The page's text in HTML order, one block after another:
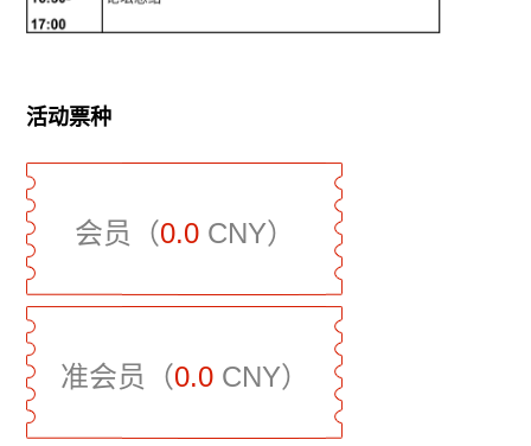
活动票种
会员（0.0CNY）
准会员（0.0CNY）